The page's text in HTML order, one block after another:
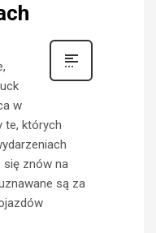
w
te, których
się znów na
są za